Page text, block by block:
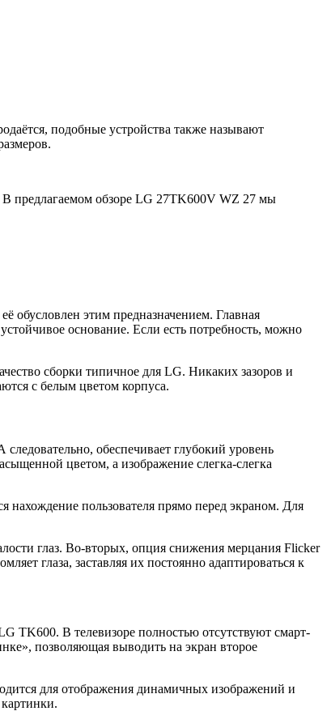
подобные устройства также называют
предлагаемом обзоре LG 27TK600V WZ 27 мы
обусловлен этим предназначением. Главная
основание. Если есть потребность, можно
сборки типичное для LG. Никаких зазоров и
с белым цветом корпуса.
обеспечивает глубокий уровень
цветом, а изображение слегка-слегка
нахождение пользователя прямо перед экраном. Для
глаз. Во-вторых, опция снижения мерцания Flicker
глаза, заставляя их постоянно адаптироваться к
TK600. В телевизоре полностью отсутствуют смарт-
позволяющая выводить на экран второе
для отображения динамичных изображений и